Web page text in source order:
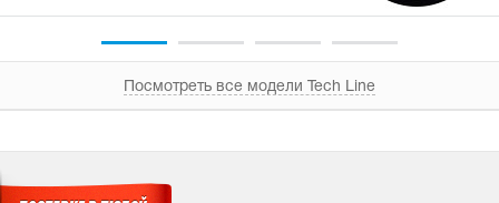
Посмотреть все модели Tech Line